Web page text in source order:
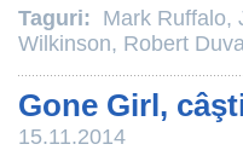
Taguri: Mark Ruffalo,
Wilkinson, Robert
Gone Girl,
15.11.2014